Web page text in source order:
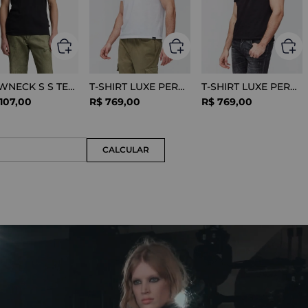
CREWNECK S S TEE COTTON BLACK
107,00
T-SHIRT LUXE PERFORMANCE WHITE
R$ 769,00
T-SHIRT LUXE PERFORMANCE BLACK
R$ 769,00